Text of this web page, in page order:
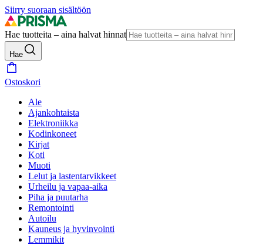
Siirry suoraan sisältöön
Hae tuotteita – aina halvat hinnat
Hae
Ostoskori
Ale
Ajankohtaista
Elektroniikka
Kodinkoneet
Kirjat
Koti
Muoti
Lelut ja lastentarvikkeet
Urheilu ja vapaa-aika
Piha ja puutarha
Remontointi
Autoilu
Kauneus ja hyvinvointi
Lemmikit